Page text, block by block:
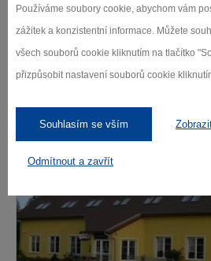
Používáme soubory cookie, abychom vám
zážitek a konzistentní informace. Můžete
všech souborů cookie kliknutím na tlačítko
přizpůsobit nastavení souborů cookie
Souhlasím se vším
Odmítnout a zavřít